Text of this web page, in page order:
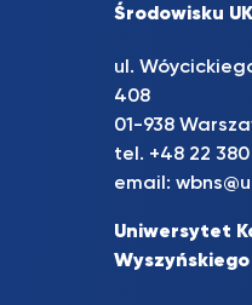
Środowisku
ul.
408
01-938
tel. +48 22 380
email:
Uniwersytet